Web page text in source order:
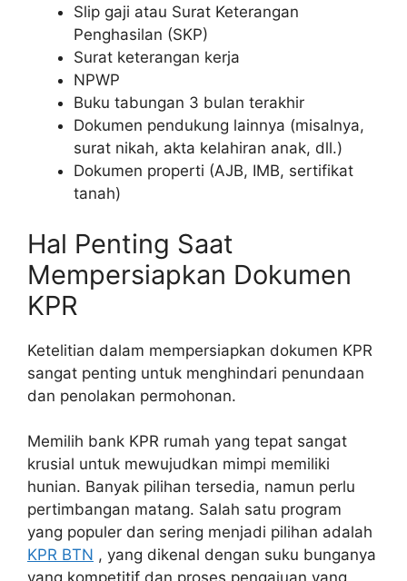
Slip gaji atau Surat Keterangan
Penghasilan (SKP)
Surat keterangan kerja
NPWP
Buku tabungan 3 bulan terakhir
Dokumen pendukung lainnya (misalnya,
surat nikah, akta kelahiran anak, dll.)
Dokumen properti (AJB, IMB, sertifikat
tanah)
Hal Penting Saat
Mempersiapkan Dokumen
KPR
Ketelitian dalam mempersiapkan dokumen KPR
sangat penting untuk menghindari penundaan
dan penolakan permohonan.
Memilih bank KPR rumah yang tepat sangat
krusial untuk mewujudkan mimpi memiliki
hunian. Banyak pilihan tersedia, namun perlu
pertimbangan matang. Salah satu program
yang populer dan sering menjadi pilihan adalah
KPR BTN , yang dikenal dengan suku bunganya